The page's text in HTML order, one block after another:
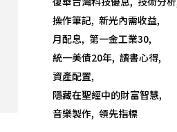
操作筆記 新光內需收益
月配息 第一金工業30
統一美債20年 讀書心得
資產配置
隱藏在聖經中的財富智慧
音樂製作 領先指標